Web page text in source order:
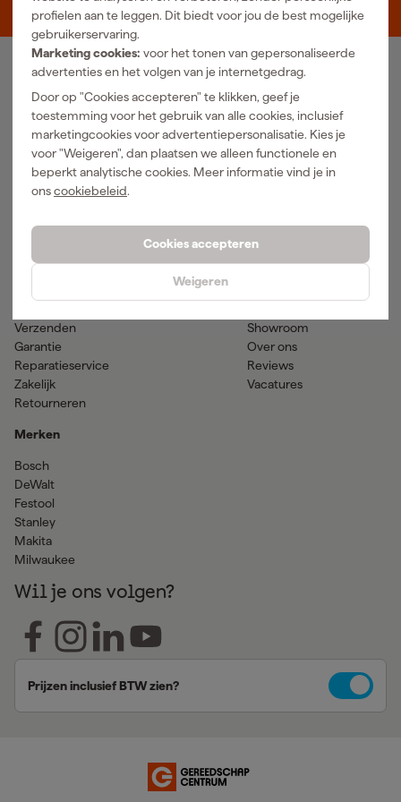
profielen aan te leggen. Dit biedt voor jou de best mogelijke
gebruikerservaring.
Marketing cookies: voor het tonen van gepersonaliseerde
advertenties en het volgen van je internetgedrag.
Door op "Cookies accepteren" te klikken, geef je
toestemming voor het gebruik van alle cookies, inclusief
marketingcookies voor advertentiepersonalisatie. Kies je
voor "Weigeren", dan plaatsen we alleen functionele en
beperkt analytische cookies. Meer informatie vind je in
onscookiebeleid.
Cookies accepteren
Weigeren
Luchtgereedschap
Elektra
Reiniging
Klimaatbeheersing
Bevestigingsmateriaal
Transport en werkplaats
Handgereedschap
Meetgereedschap
Elektrisch gereedschap
Accu gereedschap
Verf & verfbenodigdheden
Hulp & contact
Verzenden
Garantie
Reparatieservice
Zakelijk
Retourneren
Merken
Bosch
DeWalt
Festool
Stanley
Makita
Milwaukee
Gereedschapcentrum
Showroom
Over ons
Reviews
Vacatures
Wil je ons volgen?
Prijzen inclusief BTW zien?